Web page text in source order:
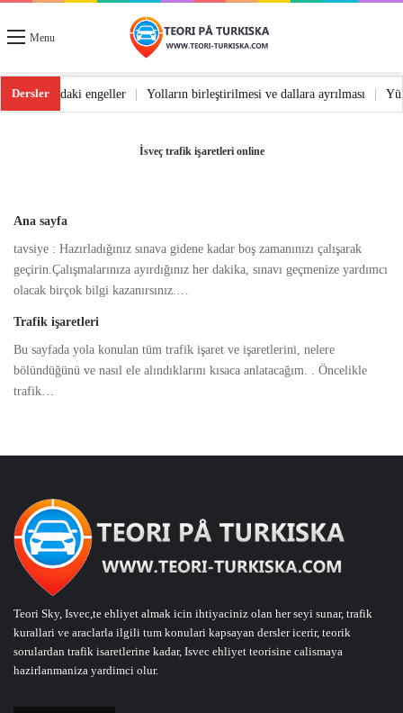
Menu
Dersler
| Yoldaki engeller Yolların birleştirilmesi ve dallara ayrılması
İsveç trafik işaretleri online
Ana sayfa
tavsiye : Hazırladığınız sınava gidene kadar boş zamanınızı çalışarak
geçirin.Çalışmalarınıza ayırdığınız her dakika, sınavı geçmenize yardımcı
olacak birçok bilgi kazanırsınız.…
Trafik işaretleri
Bu sayfada yola konulan tüm trafik işaret ve işaretlerini, nelere
bölündüğünü ve nasıl ele alındıklarını kısaca anlatacağım. . Öncelikle
trafik…
Teori Sky, Isvec,te ehliyet almak icin ihtiyaciniz olan her seyi sunar, trafik
kurallari ve araclarla ilgili tum konulari kapsayan dersler icerir, teorik
sorulardan trafik isaretlerine kadar, Isvec ehliyet teorisine calismaya
hazirlanmaniza yardimci olur.